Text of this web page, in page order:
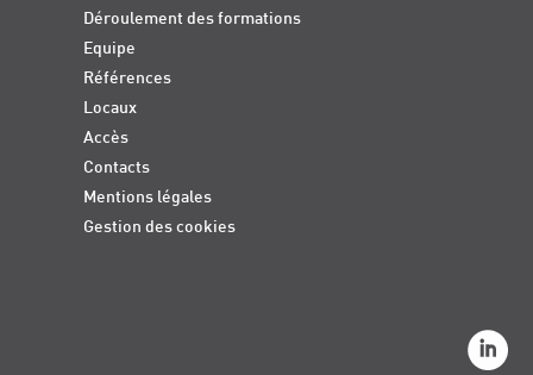
Déroulement des formations
Equipe
Références
Locaux
Accès
Contacts
Mentions légales
Gestion des cookies